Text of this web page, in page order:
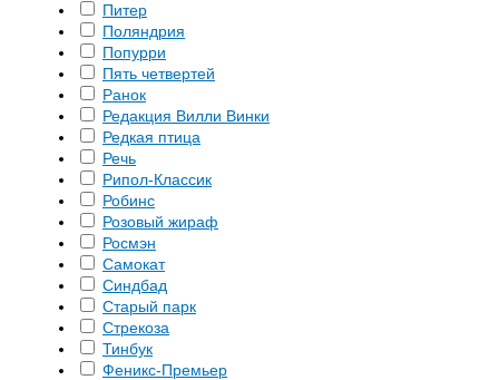
Питер
Поляндрия
Попурри
Пять четвертей
Ранок
Редакция Вилли Винки
Редкая птица
Речь
Рипол-Классик
Робинс
Розовый жираф
Росмэн
Самокат
Синдбад
Старый парк
Стрекоза
Тинбук
Феникс-Премьер